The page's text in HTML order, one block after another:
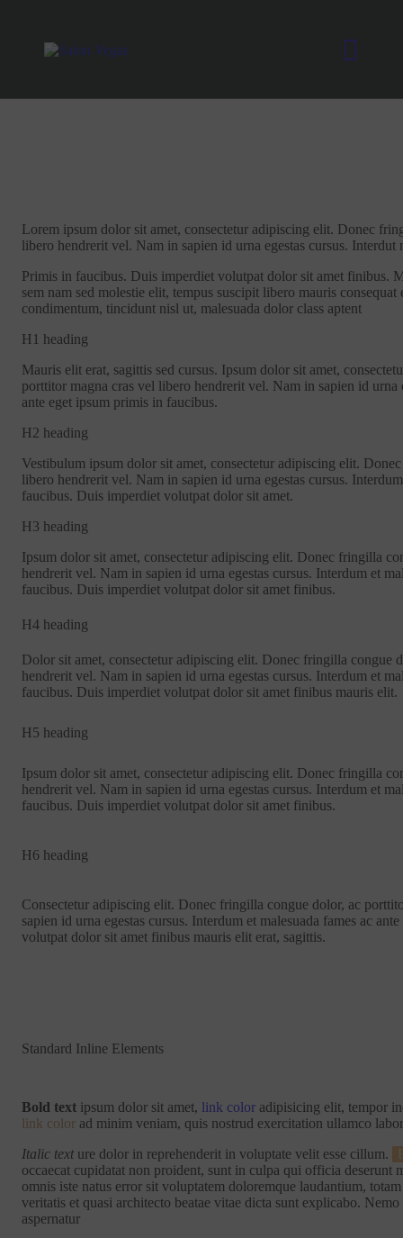
Lorem ipsum dolor sit amet, consectetur adipiscing elit. Donec
libero hendrerit vel. Nam in sapien id urna egestas cursus. Interdut
Primis in faucibus. Duis imperdiet volutpat dolor sit amet finibus.
sem nam sed molestie elit, tempus suscipit libero mauris
condimentum, tincidunt nisl ut, malesuada dolor class aptent
H1 heading
Mauris elit erat, sagittis sed cursus. Ipsum dolor sit amet,
porttitor magna cras vel libero hendrerit vel. Nam in sapien id urna
ante eget ipsum primis in faucibus.
H2 heading
Vestibulum ipsum dolor sit amet, consectetur adipiscing elit.
libero hendrerit vel. Nam in sapien id urna egestas cursus.
faucibus. Duis imperdiet volutpat dolor sit amet.
H3 heading
Ipsum dolor sit amet, consectetur adipiscing elit. Donec fringilla
hendrerit vel. Nam in sapien id urna egestas cursus. Interdum et
faucibus. Duis imperdiet volutpat dolor sit amet finibus.
H4 heading
Dolor sit amet, consectetur adipiscing elit. Donec fringilla congue
hendrerit vel. Nam in sapien id urna egestas cursus. Interdum et
faucibus. Duis imperdiet volutpat dolor sit amet finibus mauris elit.
H5 heading
Ipsum dolor sit amet, consectetur adipiscing elit. Donec fringilla
hendrerit vel. Nam in sapien id urna egestas cursus. Interdum et
faucibus. Duis imperdiet volutpat dolor sit amet finibus.
H6 heading
Consectetur adipiscing elit. Donec fringilla congue dolor, ac
sapien id urna egestas cursus. Interdum et malesuada fames ac
volutpat dolor sit amet finibus mauris elit erat, sagittis.
Standard Inline Elements
Bold text ipsum dolor sit amet, link color adipisicing elit, tempor
link color ad minim veniam, quis nostrud exercitation ullamco
Italic text ure dolor in reprehenderit in voluptate velit esse cillum.
occaecat cupidatat non proident, sunt in culpa qui officia deserunt
omnis iste natus error sit voluptatem doloremque laudantium,
veritatis et quasi architecto beatae vitae dicta sunt explicabo.
aspernatur